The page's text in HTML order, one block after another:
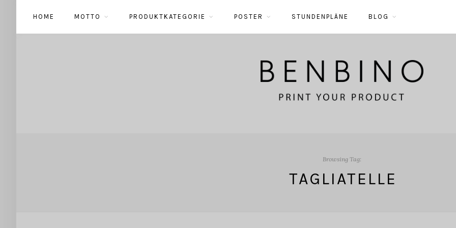
HOME MOTTO PRODUKTKATEGORIE POSTER STUNDENPLÄNE BLOG
Browsing Tag:
TAGLIATELLE